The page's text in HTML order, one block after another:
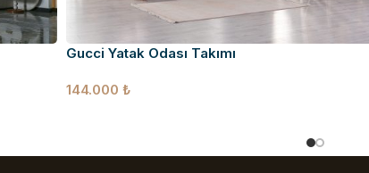
Gucci Yatak Odası Takımı
144.000₺